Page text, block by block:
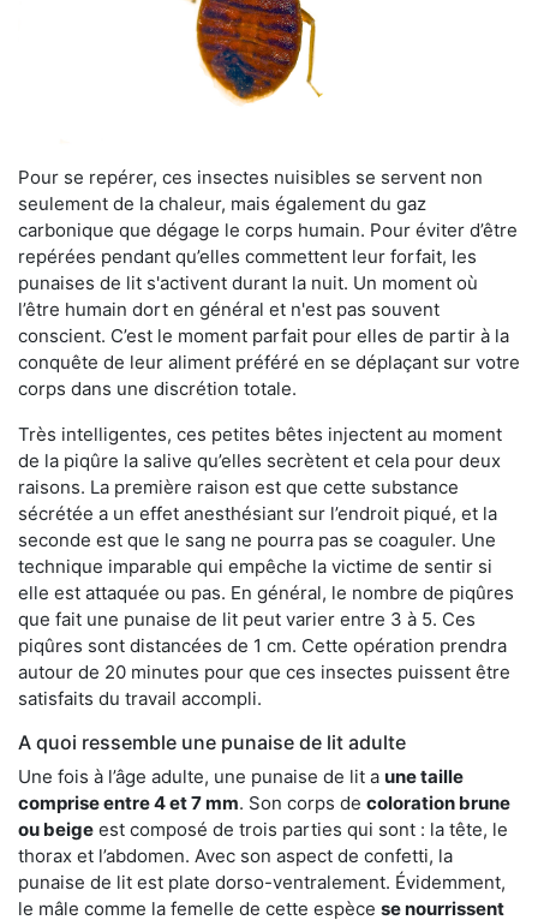
Pour se repérer, ces insectes nuisibles se servent non
seulement de la chaleur, mais également du gaz
carbonique que dégage le corps humain. Pour éviter d’être
repérées pendant qu’elles commettent leur forfait, les
punaises de lit s'activent durant la nuit. Un moment où
l’être humain dort en général et n'est pas souvent
conscient. C’est le moment parfait pour elles de partir à la
conquête de leur aliment préféré en se déplaçant sur votre
corps dans une discrétion totale.
Très intelligentes, ces petites bêtes injectent au moment
de la piqûre la salive qu’elles secrètent et cela pour deux
raisons. La première raison est que cette substance
sécrétée a un effet anesthésiant sur l’endroit piqué, et la
seconde est que le sang ne pourra pas se coaguler. Une
technique imparable qui empêche la victime de sentir si
elle est attaquée ou pas. En général, le nombre de piqûres
que fait une punaise de lit peut varier entre 3 à 5. Ces
piqûres sont distancées de 1 cm. Cette opération prendra
autour de 20 minutes pour que ces insectes puissent être
satisfaits du travail accompli.
A quoi ressemble une punaise de lit adulte
Une fois à l’âge adulte, une punaise de lit a une taille
comprise entre 4 et 7 mm. Son corps de coloration brune
ou beige est composé de trois parties qui sont : la tête, le
thorax et l’abdomen. Avec son aspect de confetti, la
punaise de lit est plate dorso-ventralement. Évidemment,
le mâle comme la femelle de cette espèce se nourrissent